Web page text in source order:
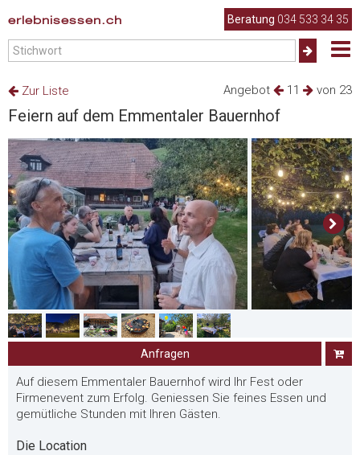
erlebnisessen.ch Beratung 034 533 34 35
Angebot 11 von 23
Zur Liste
Feiern auf dem Emmentaler Bauernhof
Anfragen
Auf diesem Emmentaler Bauernhof wird Ihr Fest oder
Firmenevent zum Erfolg. Geniessen Sie feines Essen und
gemütliche Stunden mit Ihren Gästen.
Die Location